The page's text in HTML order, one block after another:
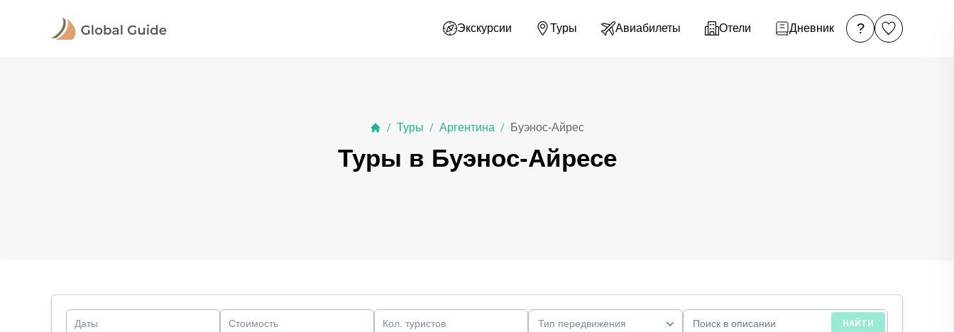
Экскурсии Туры Авиабилеты Отели Дневник ?
/ Туры / Аргентина / Буэнос-Айрес
Туры в Буэнос-Айресе
Даты Стоимость Кол. туристов Тип передвижения Поиск в описании НАЙТИ